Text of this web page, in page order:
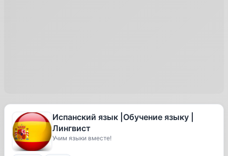
Испанский язык |Обучение языку |
Лингвист
Учим языки вместе!